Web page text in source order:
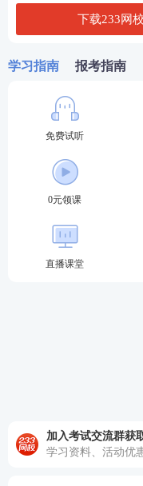
下载233网
学习指南 报考指南
免费试听
0元领课
直播课堂
加入考试交流群获
学习资料、活动优